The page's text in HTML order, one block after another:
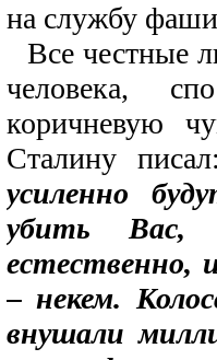
на службу
Все честные
человека,
коричневую
Сталину
усиленно
убить Вас,
естественно,
– некем.
внушали